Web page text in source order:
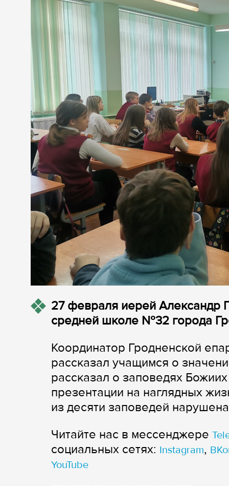
27 февраля иерей Александр
средней школе №32 города
Координатор Гродненской
рассказал учащимся о
рассказал о заповедях
презентации на наглядных
из десяти заповедей
Читайте нас в мессенджере
cоциальных сетях: Instagram,
YouTube